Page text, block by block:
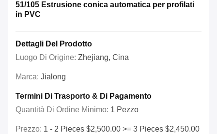
51/105 Estrusione conica automatica per profilati
in PVC
Dettagli Del Prodotto
Luogo Di Origine: Zhejiang, Cina
Marca: Jialong
Termini Di Trasporto & Di Pagamento
Quantità Di Ordine Minimo: 1 Pezzo
Prezzo: 1 - 2 Pieces $2,500.00 >= 3 Pieces $2,450.00